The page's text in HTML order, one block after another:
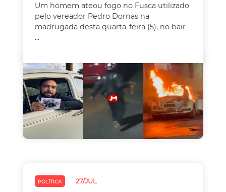
Um homem ateou fogo no Fusca utilizado
pelo vereador Pedro Dornas na
madrugada desta quarta-feira (5), no bair
...
POLÍTICA 27/JUL